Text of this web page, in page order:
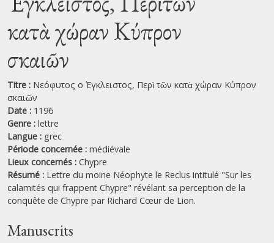
κατὰ χώραν Κύπρον
σκαιῶν
Titre : Νεόφυτος ο Έγκλειστος, Περὶ τῶν κατὰ χώραν Κύπρον
σκαιῶν
Date : 1196
Genre : lettre
Langue : grec
Période concernée : médiévale
Lieux concernés : Chypre
Résumé : Lettre du moine Néophyte le Reclus intitulé "Sur les
calamités qui frappent Chypre" révélant sa perception de la
conquête de Chypre par Richard Cœur de Lion.
Manuscrits